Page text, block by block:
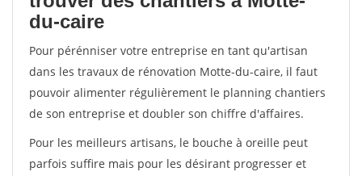
du-caire
Pour pérénniser votre entreprise en tant qu'artisan
dans les travaux de rénovation Motte-du-caire, il faut
pouvoir alimenter régulièrement le planning chantiers
de son entreprise et doubler son chiffre d'affaires.
Pour les meilleurs artisans, le bouche à oreille peut
parfois suffire mais pour les désirant progresser et